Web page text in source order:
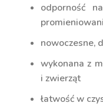
odporność
nowoczesne,
wykonana z
i zwierząt
łatwość w